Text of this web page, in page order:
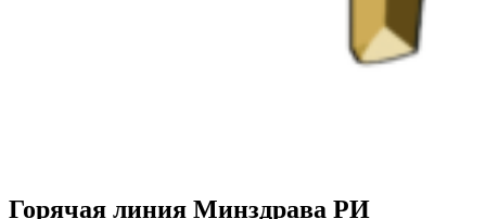
Горячая линия Минздрава РИ